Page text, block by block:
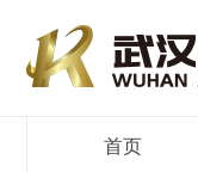
首页